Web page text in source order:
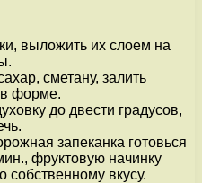
выложить их слоем на
сметану, залить
в форме.
до двести градусов,
запеканка готовься
фруктовую начинку
собственному вкусу.